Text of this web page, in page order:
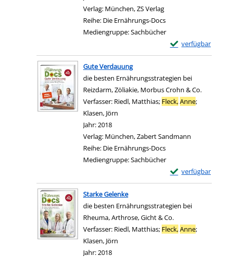
Verlag: München, ZS Verlag
Reihe: Die Ernährungs-Docs
Mediengruppe:Sachbücher
verfügbar
Exemplar-
Zum Download
Gute Verdauung
die besten Ernährungsstrategien bei
Reizdarm, Zöliakie, Morbus Crohn & Co.
Verfasser: Riedl, Matthias; Fleck,Anne;
Klasen, Jörn
Jahr:2018
Verlag: München, Zabert Sandmann
Reihe: Die Ernährungs-Docs
Mediengruppe:Sachbücher
verfügbar
Exemplar-Details
Zum Download
Starke Gelenke
die besten Ernährungsstrategien bei
Rheuma, Arthrose, Gicht & Co.
Verfasser: Riedl, Matthias; Fleck,Anne;
Klasen, Jörn
Jahr:2018